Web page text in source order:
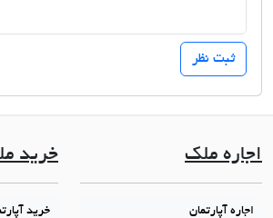
اجاره ملک
اجاره آپارتمان
خرید
خرید